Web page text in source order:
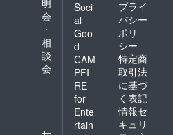
会
・
相
談
会
Soci
al
Goo
d
CAM
PFI
RE
for
Ente
rtain
プライ
バシー
ポリ
シー
特定商
取引法
に基づ
く表記
情報セ
キュリ